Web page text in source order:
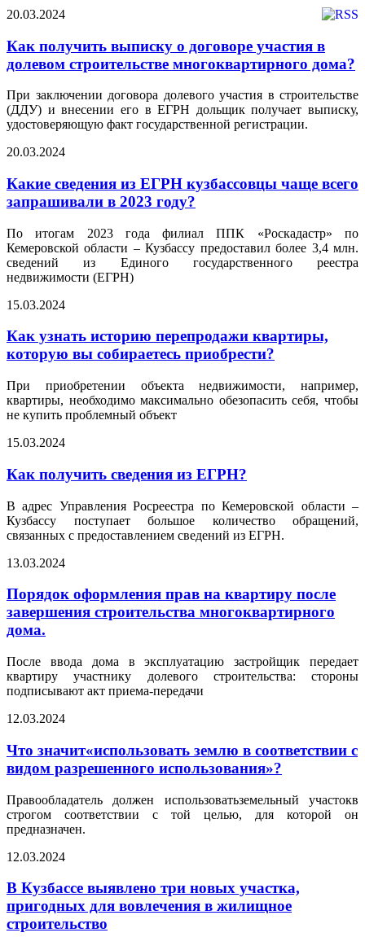
20.03.2024
Как получить выписку о договоре участия в
долевом строительстве многоквартирного дома?
При заключении договора долевого участия в строительстве
(ДДУ) и внесении его в ЕГРН дольщик получает выписку,
удостоверяющую факт государственной регистрации.
20.03.2024
Какие сведения из ЕГРН кузбассовцы чаще всего
запрашивали в 2023 году?
По итогам 2023 года филиал ППК «Роскадастр» по
Кемеровской области – Кузбассу предоставил более 3,4 млн.
сведений из Единого государственного реестра
недвижимости (ЕГРН)
15.03.2024
Как узнать историю перепродажи квартиры,
которую вы собираетесь приобрести?
При приобретении объекта недвижимости, например,
квартиры, необходимо максимально обезопасить себя, чтобы
не купить проблемный объект
15.03.2024
Как получить сведения из ЕГРН?
В адрес Управления Росреестра по Кемеровской области –
Кузбассу поступает большое количество обращений,
связанных с предоставлением сведений из ЕГРН.
13.03.2024
Порядок оформления прав на квартиру после
завершения строительства многоквартирного
дома.
После ввода дома в эксплуатацию застройщик передает
квартиру участнику долевого строительства: стороны
подписывают акт приема-передачи
12.03.2024
Что значит«использовать землю в соответствии с
видом разрешенного использования»?
Правообладатель должен использоватьземельный участокв
строгом соответствии с той целью, для которой он
предназначен.
12.03.2024
В Кузбассе выявлено три новых участка,
пригодных для вовлечения в жилищное
строительство